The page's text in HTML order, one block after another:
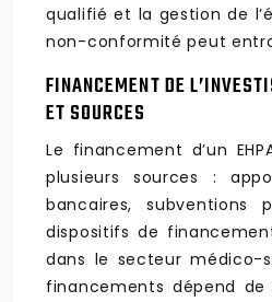
qualifié et la gestion de
non-conformité peut
FINANCEMENT DE
ET SOURCES
Le financement d’un
plusieurs sources :
bancaires, subventions
dispositifs de
dans le secteur médico-
financements dépend